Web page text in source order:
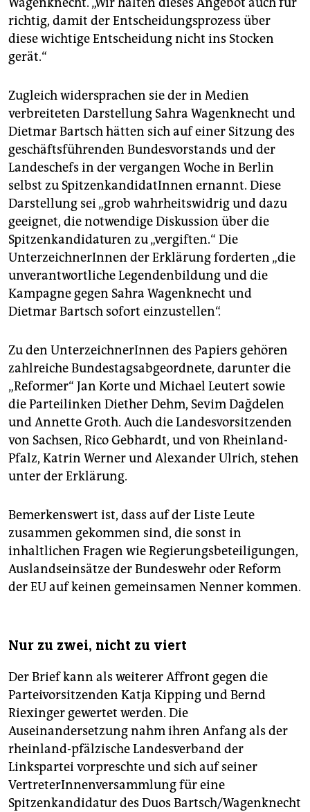
richtig, damit der Entscheidungsprozess über
diese wichtige Entscheidung nicht ins Stocken
gerät.“
Zugleich widersprachen sie der in Medien
verbreiteten Darstellung Sahra Wagenknecht und
Dietmar Bartsch hätten sich auf einer Sitzung des
geschäftsführenden Bundesvorstands und der
Landeschefs in der vergangen Woche in Berlin
selbst zu SpitzenkandidatInnen ernannt. Diese
Darstellung sei „grob wahrheitswidrig und dazu
geeignet, die notwendige Diskussion über die
Spitzenkandidaturen zu „vergiften.“ Die
UnterzeichnerInnen der Erklärung forderten „die
unverantwortliche Legendenbildung und die
Kampagne gegen Sahra Wagenknecht und
Dietmar Bartsch sofort einzustellen“.
Zu den UnterzeichnerInnen des Papiers gehören
zahlreiche Bundestagsabgeordnete, darunter die
„Reformer“ Jan Korte und Michael Leutert sowie
die Parteilinken Diether Dehm, Sevim Dağdelen
und Annette Groth. Auch die Landesvorsitzenden
von Sachsen, Rico Gebhardt, und von Rheinland-
Pfalz, Katrin Werner und Alexander Ulrich, stehen
unter der Erklärung.
Bemerkenswert ist, dass auf der Liste Leute
zusammen gekommen sind, die sonst in
inhaltlichen Fragen wie Regierungsbeteiligungen,
Auslandseinsätze der Bundeswehr oder Reform
der EU auf keinen gemeinsamen Nenner kommen.
Nur zu zwei, nicht zu viert
Der Brief kann als weiterer Affront gegen die
Parteivorsitzenden Katja Kipping und Bernd
Riexinger gewertet werden. Die
Auseinandersetzung nahm ihren Anfang als der
rheinland-pfälzische Landesverband der
Linkspartei vorpreschte und sich auf seiner
VertreterInnenversammlung für eine
Spitzenkandidatur des Duos Bartsch/Wagenknecht